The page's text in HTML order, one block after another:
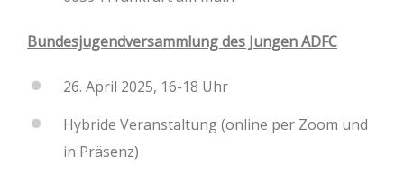
Bundesjugendversammlung des Jungen ADFC
26. April 2025, 16-18 Uhr
Hybride Veranstaltung (online per Zoom und
in Präsenz)